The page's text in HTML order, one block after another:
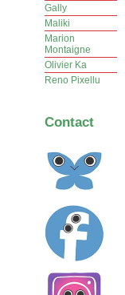
Gally
Maliki
Marion
Montaigne
Olivier Ka
Reno Pixellu
Contact